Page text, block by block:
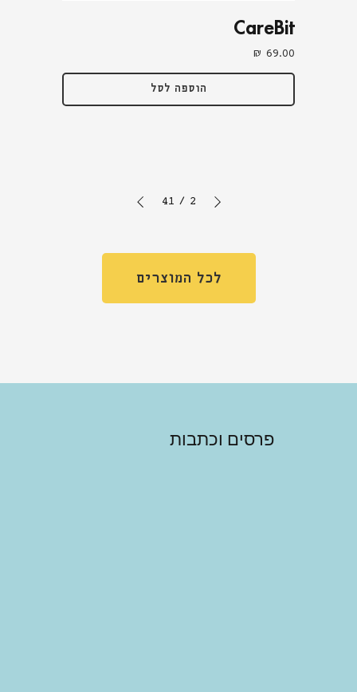
CareBit
מחיר
הוספה לסל
2
/
41
לכל המוצרים
פרסים וכתבות